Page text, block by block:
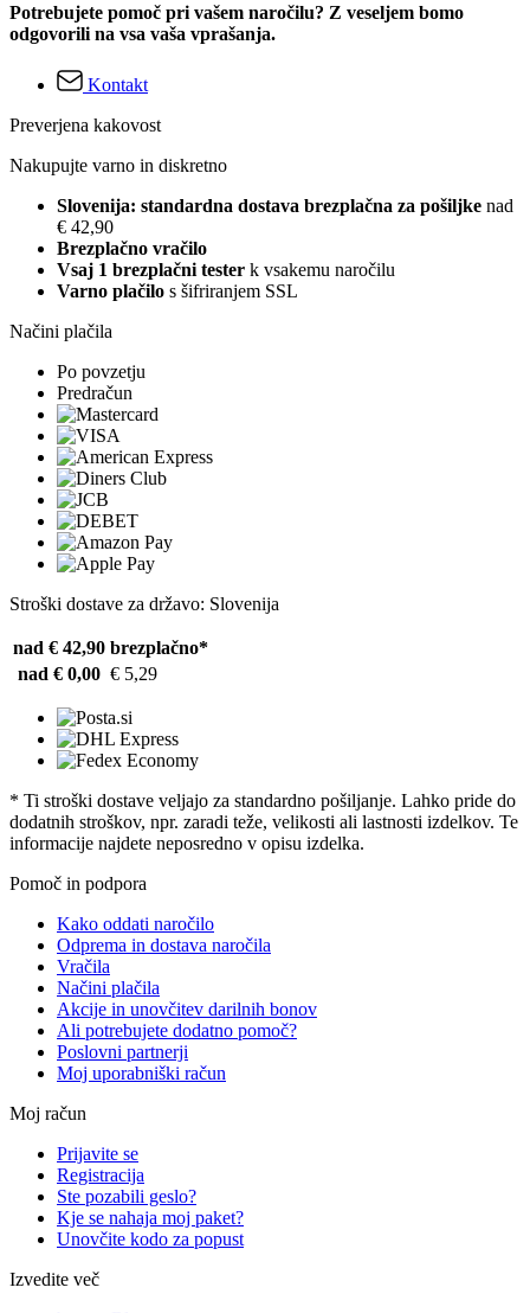
Potrebujete pomoč pri vašem naročilu? Z veseljem bomo
odgovorili na vsa vaša vprašanja.
Kontakt
Preverjena kakovost
Nakupujte varno in diskretno
Slovenija: standardna dostava brezplačna za pošiljke nad
€ 42,90
Brezplačno vračilo
Vsaj 1 brezplačni tester k vsakemu naročilu
Varno plačilo s šifriranjem SSL
Načini plačila
Po povzetju
Predračun
Stroški dostave za državo: Slovenija
nad € 42,90 brezplačno*
nad € 0,00 € 5,29
* Ti stroški dostave veljajo za standardno pošiljanje. Lahko pride do
dodatnih stroškov, npr. zaradi teže, velikosti ali lastnosti izdelkov. Te
informacije najdete neposredno v opisu izdelka.
Pomoč in podpora
Kako oddati naročilo
Odprema in dostava naročila
Vračila
Načini plačila
Akcije in unovčitev darilnih bonov
Ali potrebujete dodatno pomoč?
Poslovni partnerji
Moj uporabniški račun
Moj račun
Prijavite se
Registracija
Ste pozabili geslo?
Kje se nahaja moj paket?
Unovčite kodo za popust
Izvedite več